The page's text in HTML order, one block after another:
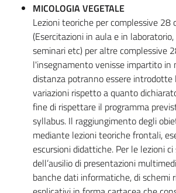
MICOLOGIA VEGETALE
Lezioni teoriche per complessive
(Esercitazioni in aula e in
seminari etc) per altre complessive
l'insegnamento venisse impartito in
distanza potranno essere introdotte
variazioni rispetto a quanto
fine di rispettare il programma
syllabus. Il raggiungimento degli
mediante lezioni teoriche frontali,
escursioni didattiche. Per le lezioni
dell’ausilio di presentazioni
banche dati informatiche, di schemi